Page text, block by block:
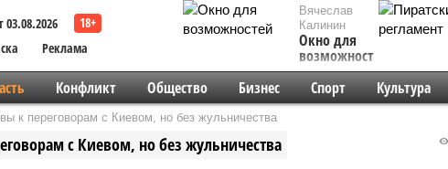
Реклама
Вячеслав
Калинин
Окно для
возможностей
Конфликт Общество Бизнес Спорт Культура
к переговорам с Киевом, но без жульничества
с Киевом, но без жульничества